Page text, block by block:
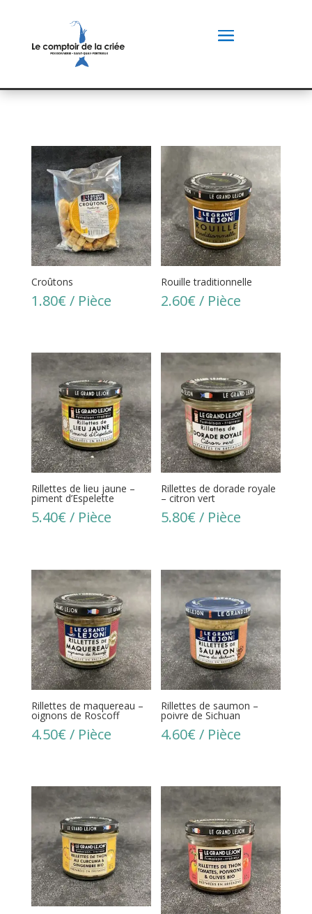
Croûtons
1.80€ / Pièce
Rouille traditionnelle
2.60€ / Pièce
Rillettes de lieu jaune –
piment d’Espelette
5.40€ / Pièce
Rillettes de dorade royale
– citron vert
5.80€ / Pièce
Rillettes de maquereau –
oignons de Roscoff
4.50€ / Pièce
Rillettes de saumon –
poivre de Sichuan
4.60€ / Pièce